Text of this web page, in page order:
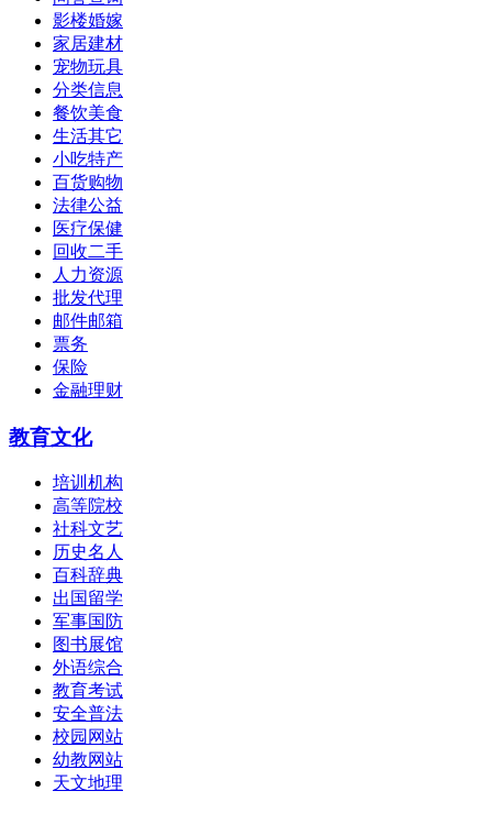
影楼婚嫁
家居建材
宠物玩具
分类信息
餐饮美食
生活其它
小吃特产
百货购物
法律公益
医疗保健
回收二手
人力资源
批发代理
邮件邮箱
票务
保险
金融理财
教育文化
培训机构
高等院校
社科文艺
历史名人
百科辞典
出国留学
军事国防
图书展馆
外语综合
教育考试
安全普法
校园网站
幼教网站
天文地理